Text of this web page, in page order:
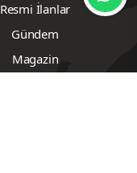
Resmi İlanlar
Gündem
Magazin